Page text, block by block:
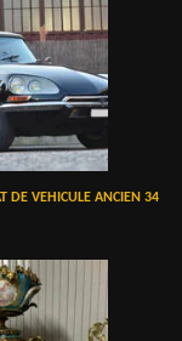
DE VEHICULE ANCIEN 34